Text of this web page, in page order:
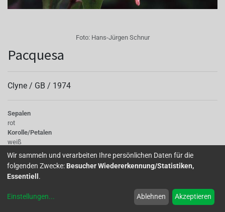
Foto: Hans-Jürgen Schnur
Pacquesa
Clyne / GB / 1974
Sepalen
rot
Korolle/Petalen
weiß
Knospe/Blüte
einfach, gross
Wuchs
stehend
Wir sammeln und verarbeiten Ihre persönlichen Daten für die
folgenden Zwecke: Besucher Wiedererkennung/Statistiken,
Essentiell .
Einstellungen... Ablehnen Akzeptieren